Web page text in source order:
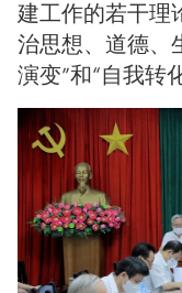
建工作的若干理
治思想、道德、
演变”和“自我转